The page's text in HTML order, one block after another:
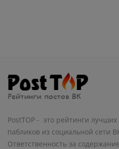
PostTOP - это рейтинги
пабликов из социальной сети
Ответственность за